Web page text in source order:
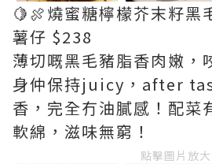
🍋🍖燒蜜糖檸檬芥末籽黑
薯仔 $238
薄切嘅黑毛豬脂香肉嫩，
身仲保持juicy，after
香，完全冇油膩感！配菜
軟綿，滋味無窮！
點擊圖片放大